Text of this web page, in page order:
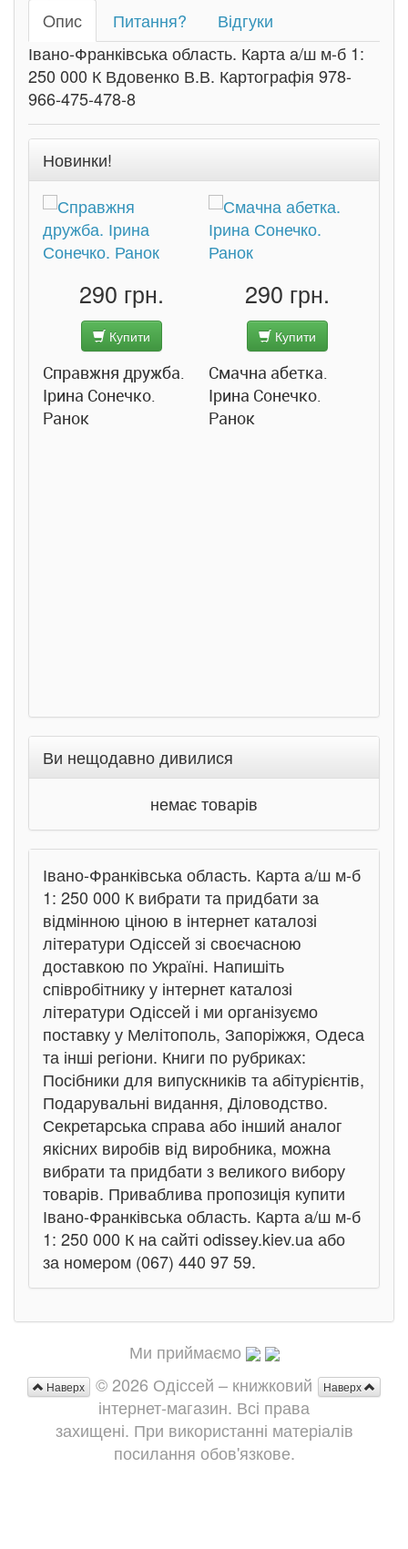
Oпис
Питання?
Відгуки
Івано-Франківська область. Карта а/ш м-б 1:
250 000 К Вдовенко В.В. Картографія 978-
966-475-478-8
Новинки!
290 грн.
Купити
Справжня дружба.
Ірина Сонечко.
Ранок
290 грн.
Купити
Смачна абетка.
Ірина Сонечко.
Ранок
Ви нещодавно дивилися
немає товарів
Івано-Франківська область. Карта а/ш м-б
1: 250 000 К вибрати та придбати за
відмінною ціною в інтернет каталозі
літератури Одіссей зі своєчасною
доставкою по Україні. Напишіть
співробітнику у інтернет каталозі
літератури Одіссей і ми організуємо
поставку у Мелітополь, Запоріжжя, Одеса
та інші регіони. Книги по рубриках:
Посібники для випускників та абітурієнтів,
Подарувальні видання, Діловодство.
Секретарська справа або інший аналог
якісних виробів від виробника, можна
вибрати та придбати з великого вибору
товарів. Приваблива пропозиція купити
Івано-Франківська область. Карта а/ш м-б
1: 250 000 К на сайті odissey.kiev.ua або
за номером (067) 440 97 59.
Ми приймаємо
Наверх
Наверх
© 2026 Одіссей – книжковий
інтернет-магазин. Всі права
захищені. При використанні матеріалів
посилання обов'язкове.